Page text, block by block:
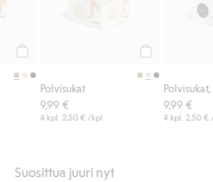
Polvisukat
9,99 €
4 kpl.2,50 € /kpl
9,99 €
4 kpl.2,50 €
Suosittua juuri nyt